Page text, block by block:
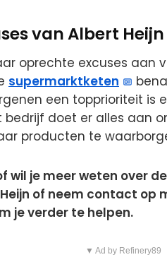
van Albert Heijn
oprechte excuses aan
supermarktketen
een topprioriteit is
bedrijf doet er alles aan
producten te
wil je meer weten over
of neem contact op
je verder te helpen.
▼ Ad by Refinery89